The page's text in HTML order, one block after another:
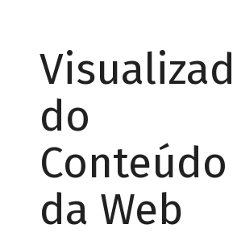
do
Conteúdo
da Web